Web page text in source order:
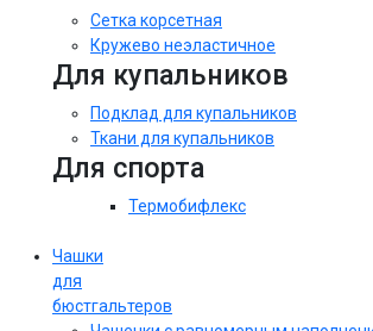
Сетка корсетная
Кружево неэластичное
Для купальников
Подклад для купальников
Ткани для купальников
Для спорта
Термобифлекс
Чашки
для
бюстгальтеров